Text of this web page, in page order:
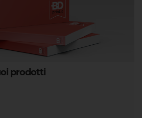
prodotti